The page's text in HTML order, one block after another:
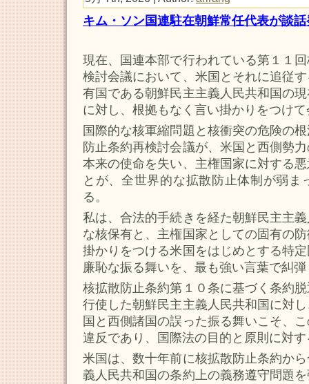
キム・ソン国連駐在朝鮮常任代表が談
現在、国連本部で行われている第１１
検討会議において、米国とそれに追従
有国である朝鮮民主主義人民共和国の
に対し、根拠もなく言い掛かりをつけ
国際的な核軍縮問題と核衝突の危険の
防止条約再検討会議が、米国と西側勢
本来の使命を失い、主権国家に対する
とが、全世界的な拡散防止体制が弱ま
る。
私は、合法的手続きを経た朝鮮民主主
な核保有と、主権国家としての固有の
掛かりをつける米国をはじめとする特
廉恥な振る舞いを、最も強い言葉で糾
核拡散防止条約第１０条に基づく条約
行使した朝鮮民主主義人民共和国に対
国と西側諸国の誤った振る舞いこそ、
違反であり、国際法の目的と原則に対
米国は、数十年前に核拡散防止条約か
義人民共和国の条約上の義務遵守問題